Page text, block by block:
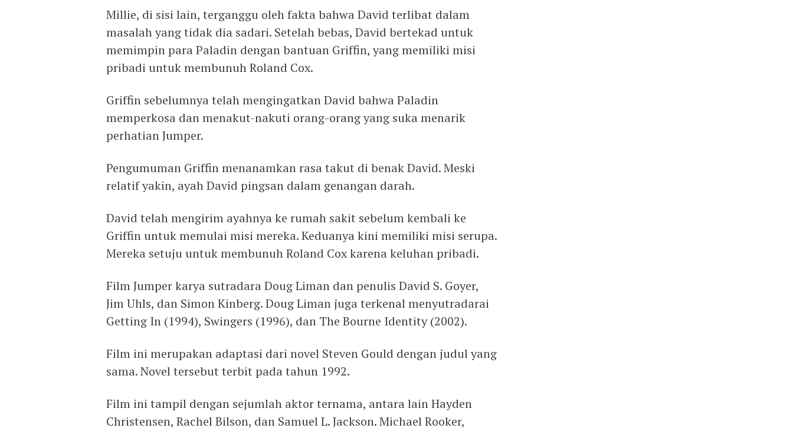
Millie, di sisi lain, terganggu oleh fakta bahwa David terlibat dalam
masalah yang tidak dia sadari. Setelah bebas, David bertekad untuk
memimpin para Paladin dengan bantuan Griffin, yang memiliki misi
pribadi untuk membunuh Roland Cox.
Griffin sebelumnya telah mengingatkan David bahwa Paladin
memperkosa dan menakut-nakuti orang-orang yang suka menarik
perhatian Jumper.
Pengumuman Griffin menanamkan rasa takut di benak David. Meski
relatif yakin, ayah David pingsan dalam genangan darah.
David telah mengirim ayahnya ke rumah sakit sebelum kembali ke
Griffin untuk memulai misi mereka. Keduanya kini memiliki misi serupa.
Mereka setuju untuk membunuh Roland Cox karena keluhan pribadi.
Film Jumper karya sutradara Doug Liman dan penulis David S. Goyer,
Jim Uhls, dan Simon Kinberg. Doug Liman juga terkenal menyutradarai
Getting In (1994), Swingers (1996), dan The Bourne Identity (2002).
Film ini merupakan adaptasi dari novel Steven Gould dengan judul yang
sama. Novel tersebut terbit pada tahun 1992.
Film ini tampil dengan sejumlah aktor ternama, antara lain Hayden
Christensen, Rachel Bilson, dan Samuel L. Jackson. Michael Rooker,